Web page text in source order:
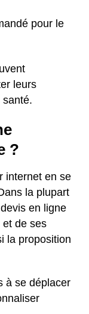
pour le
leurs
?
internet en se
la plupart
en ligne
et de ses
la proposition
à se déplacer